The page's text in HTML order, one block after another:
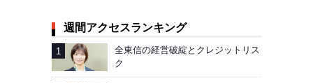
週間アクセスランキング
全東信の経営破綻とクレジットリス
ク